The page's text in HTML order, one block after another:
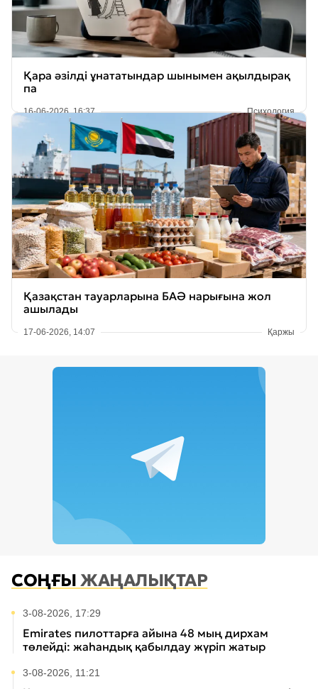
Қара әзілді ұнататындар шынымен ақылдырақ
па
16-06-2026, 16:37 Психология
Қазақстан тауарларына БАӘ нарығына жол
ашылады
17-06-2026, 14:07 Қаржы
СОҢҒЫЖАҢАЛЫҚТАР
3-08-2026, 17:29
Emirates пилоттарға айына 48 мың дирхам
төлейді: жаһандық қабылдау жүріп жатыр
3-08-2026, 11:21